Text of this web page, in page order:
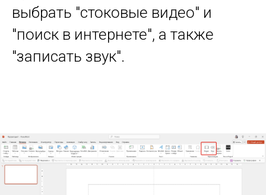
выбрать "стоковые видео" и
"поиск в интернете", а также
"записать звук".